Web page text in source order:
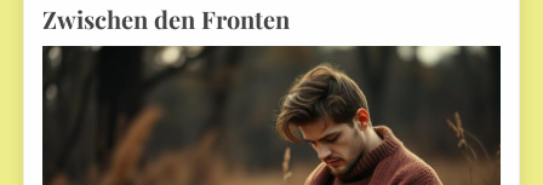
Zwischen den Fronten